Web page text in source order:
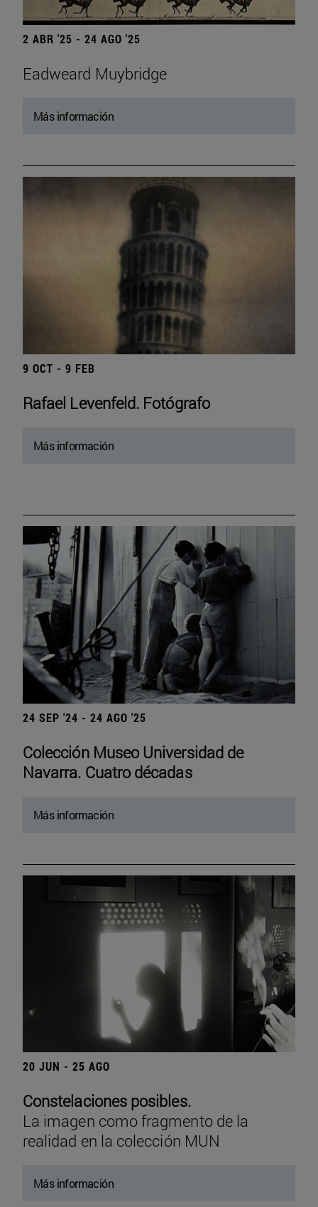
2 ABR '25 - 24 AGO '25
Eadweard Muybridge
Más información
9 OCT - 9 FEB
Rafael Levenfeld. Fotógrafo
Más información
24 SEP '24 - 24 AGO '25
Colección Museo Universidad de
Navarra. Cuatro décadas
Más información
20 JUN - 25 AGO
Constelaciones posibles.
La imagen como fragmento de la
realidad en la colección MUN
Más información